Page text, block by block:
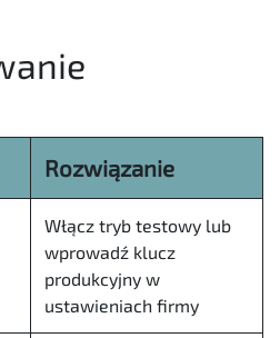
Rozwiązanie
Włącz tryb testowy lub
wprowadź klucz
produkcyjny w
ustawieniach firmy